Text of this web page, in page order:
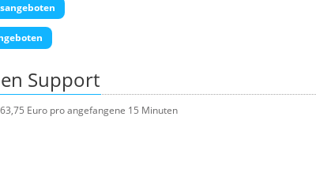
Support
Euro pro angefangene 15 Minuten